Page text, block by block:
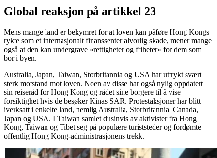
Global reaksjon på artikkel 23
Mens mange land er bekymret for at loven kan påføre Hong Kongs
rykte som et internasjonalt finanssenter alvorlig skade, mener mange
også at den kan undergrave «rettigheter og friheter» for dem som
bor i byen.
Australia, Japan, Taiwan, Storbritannia og USA har uttrykt svært
sterk motstand mot loven. Noen av disse har også nylig oppdatert
sin reiseråd for Hong Kong og rådet sine borgere til å vise
forsiktighet hvis de besøker Kinas SAR. Protestaksjoner har blitt
iverksatt i enkelte land, nemlig Australia, Storbritannia, Canada,
Japan og USA. I Taiwan samlet dusinvis av aktivister fra Hong
Kong, Taiwan og Tibet seg på populære turiststeder og fordømte
offentlig Hong Kong-administrasjonens trekk.